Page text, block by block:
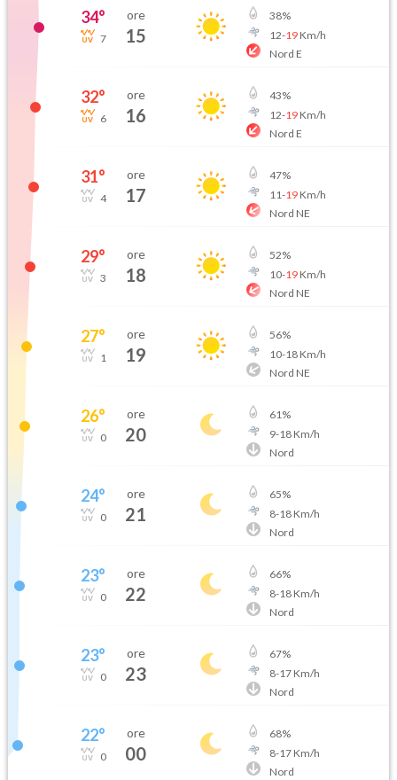
34°
7
ore
15
38%
12-19Km/h
Nord E
32°
6
ore
16
43%
12-19Km/h
Nord E
31°
4
ore
17
47%
11-19Km/h
Nord NE
29°
3
ore
18
52%
10-19Km/h
Nord NE
27°
1
ore
19
56%
10-18Km/h
Nord NE
26°
0
ore
20
61%
9-18Km/h
Nord
24°
0
ore
21
65%
8-18Km/h
Nord
23°
0
ore
22
66%
8-18Km/h
Nord
23°
0
ore
23
67%
8-17Km/h
Nord
22°
0
ore
00
68%
8-17Km/h
Nord